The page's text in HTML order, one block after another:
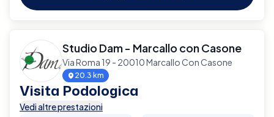
Studio Dam - Marcallo con Casone
Via Roma 19 - 20010 Marcallo Con Casone
20.3 km
Visita Podologica
Vedi altre prestazioni